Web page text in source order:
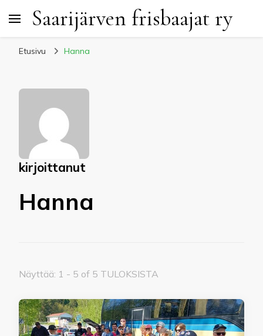
Saarijärven frisbaajat ry
Etusivu Hanna
kirjoittanut
Hanna
Näyttää: 1 - 5 of 5 TULOKSISTA